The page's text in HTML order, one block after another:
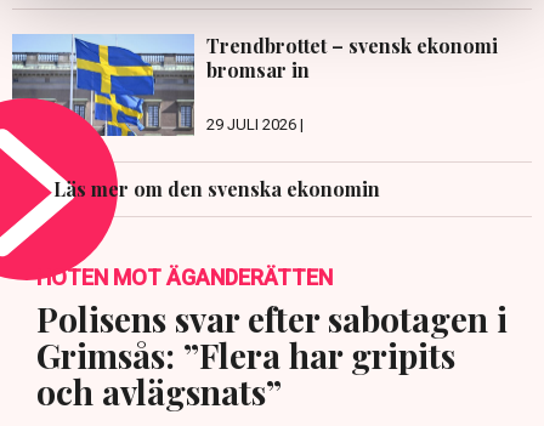
Trendbrottet – svensk ekonomi
bromsar in
29 JULI 2026 |
Läs mer om den svenska ekonomin
HOTEN MOT ÄGANDERÄTTEN
Polisens svar efter sabotagen i
Grimsås: ”Flera har gripits
och avlägsnats”